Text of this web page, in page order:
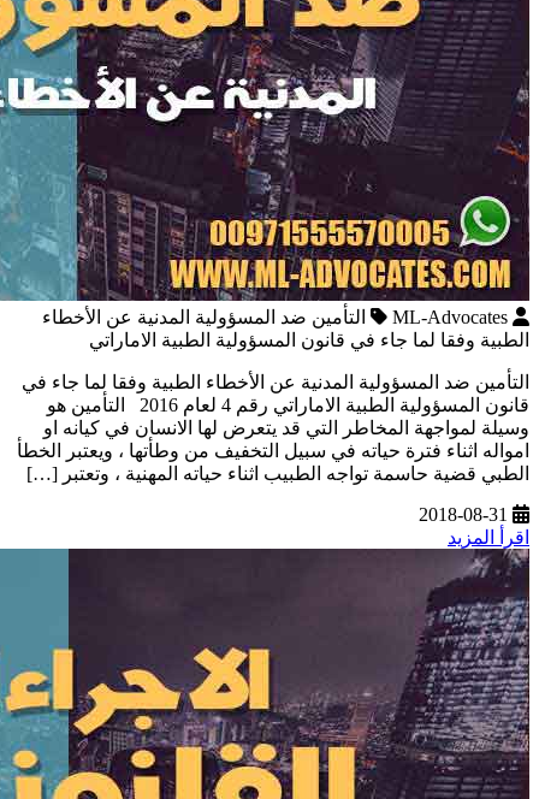
ML-Advocates
التأمين ضد المسؤولية المدنية عن الأخطاء
الطبية وفقا لما جاء في قانون المسؤولية الطبية الاماراتي
التأمين ضد المسؤولية المدنية عن الأخطاء الطبية وفقا لما جاء في
قانون المسؤولية الطبية الاماراتي رقم 4 لعام 2016 التأمين هو
وسيلة لمواجهة المخاطر التي قد يتعرض لها الانسان في كيانه او
امواله اثناء فترة حياته في سبيل التخفيف من وطأتها ، ويعتبر الخطأ
الطبي قضية حاسمة تواجه الطبيب اثناء حياته المهنية ، وتعتبر […]
2018-08-31
اقرأ المزيد